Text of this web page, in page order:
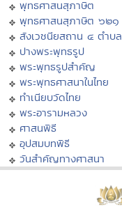
พุทธศาสนสุภาษิต
พุทธศาสนสุภาษิต ๖๒๑
สังเวชนียสถาน ๔ ตำบล
ปางพระพุทธรูป
พระพุทธรูปสำคัญ
พระพุทธศาสนาในไทย
ทำเนียบวัดไทย
พระอารามหลวง
ศาสนพิธี
อุปสมบทพิธี
วันสำคัญทางศาสนา